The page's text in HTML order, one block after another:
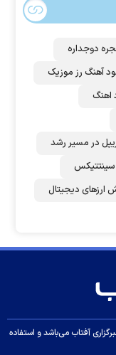
دوجداره
آهنگ رز‌ موزیک
اهنگ
در مسیر رشد
سینتتیکس
ارزهای دیجیتال
آفتاب می‌باشد و استفاده